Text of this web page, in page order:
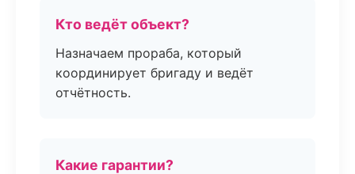
Кто ведёт объект?
Назначаем прораба, который
координирует бригаду и ведёт
отчётность.
Какие гарантии?